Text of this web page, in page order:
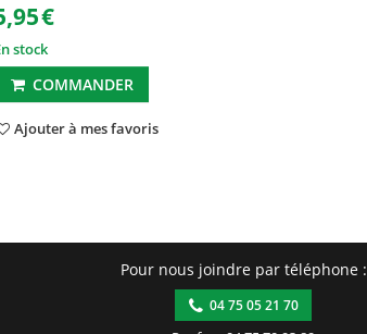
€
stock
COMMANDER
Ajouter à mes favoris
Pour nous joindre par téléphone :
04 75 05 21 70